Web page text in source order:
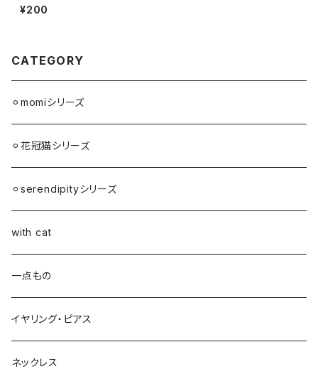
¥200
CATEGORY
⚪︎momiシリーズ
⚪︎花冠猫シリーズ
⚪︎serendipityシリーズ
with cat
一点もの
イヤリング・ピアス
ネックレス